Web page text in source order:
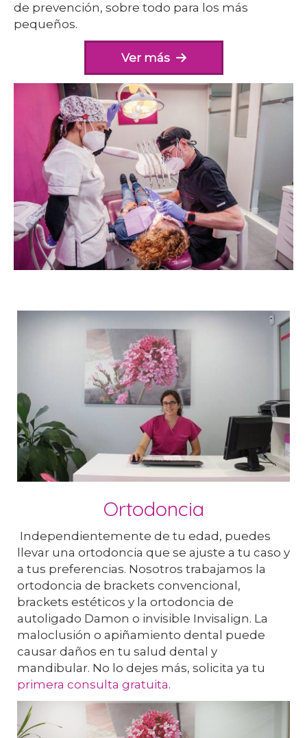
de prevención, sobre todo para los más
pequeños.
Ver más
Ortodoncia
Independientemente de tu edad, puedes
llevar una ortodoncia que se ajuste a tu caso y
a tus preferencias. Nosotros trabajamos la
ortodoncia de brackets convencional,
brackets estéticos y la ortodoncia de
autoligado Damon o invisible Invisalign. La
maloclusión o apiñamiento dental puede
causar daños en tu salud dental y
mandibular. No lo dejes más, solicita ya tu
primera consulta gratuita.